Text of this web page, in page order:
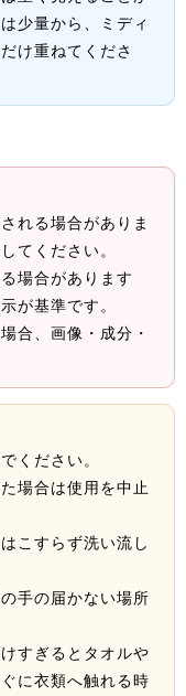
少量から、ミディ
け重ねてくださ
れる場合がありま
てください。
場合があります
が基準です。
合、画像・成分・
ください。
場合は使用を中止
こすらず洗い流し
手の届かない場所
すぎるとタオルや
に衣類へ触れる時